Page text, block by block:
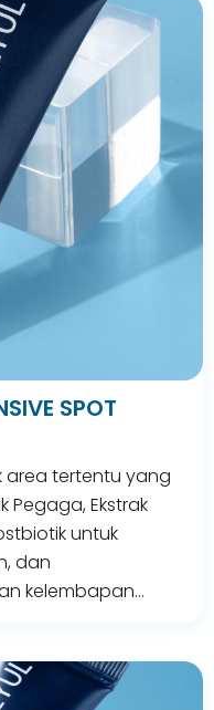
SPOT
area tertentu yang
Pegaga, Ekstrak
untuk
dan
kelembapan…